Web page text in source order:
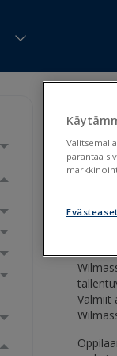
Valmiit
parantaa